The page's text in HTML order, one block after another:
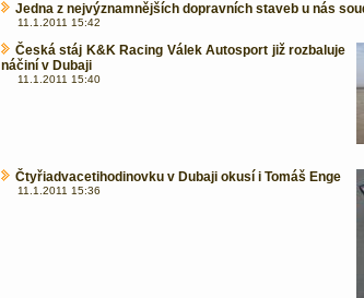
Jedna z nejvýznamnějších dopravních staveb u nás
11.1.2011 15:42
Česká stáj K&K Racing Válek Autosport již rozbaluje
náčiní v Dubaji
11.1.2011 15:40
Čtyřiadvacetihodinovku v Dubaji okusí i Tomáš Enge
11.1.2011 15:36